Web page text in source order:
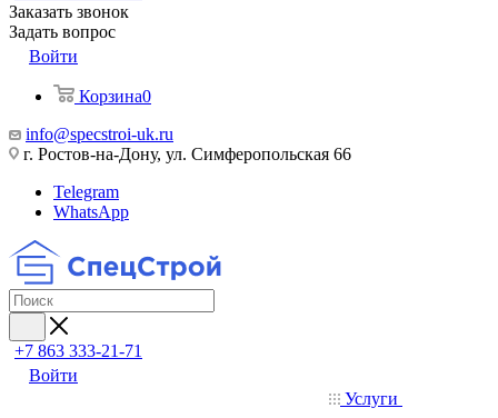
Заказать звонок
Задать вопрос
Войти
Корзина0
info@specstroi-uk.ru
г. Ростов-на-Дону, ул. Симферопольская 66
Telegram
WhatsApp
+7 863 333-21-71
Войти
Услуги